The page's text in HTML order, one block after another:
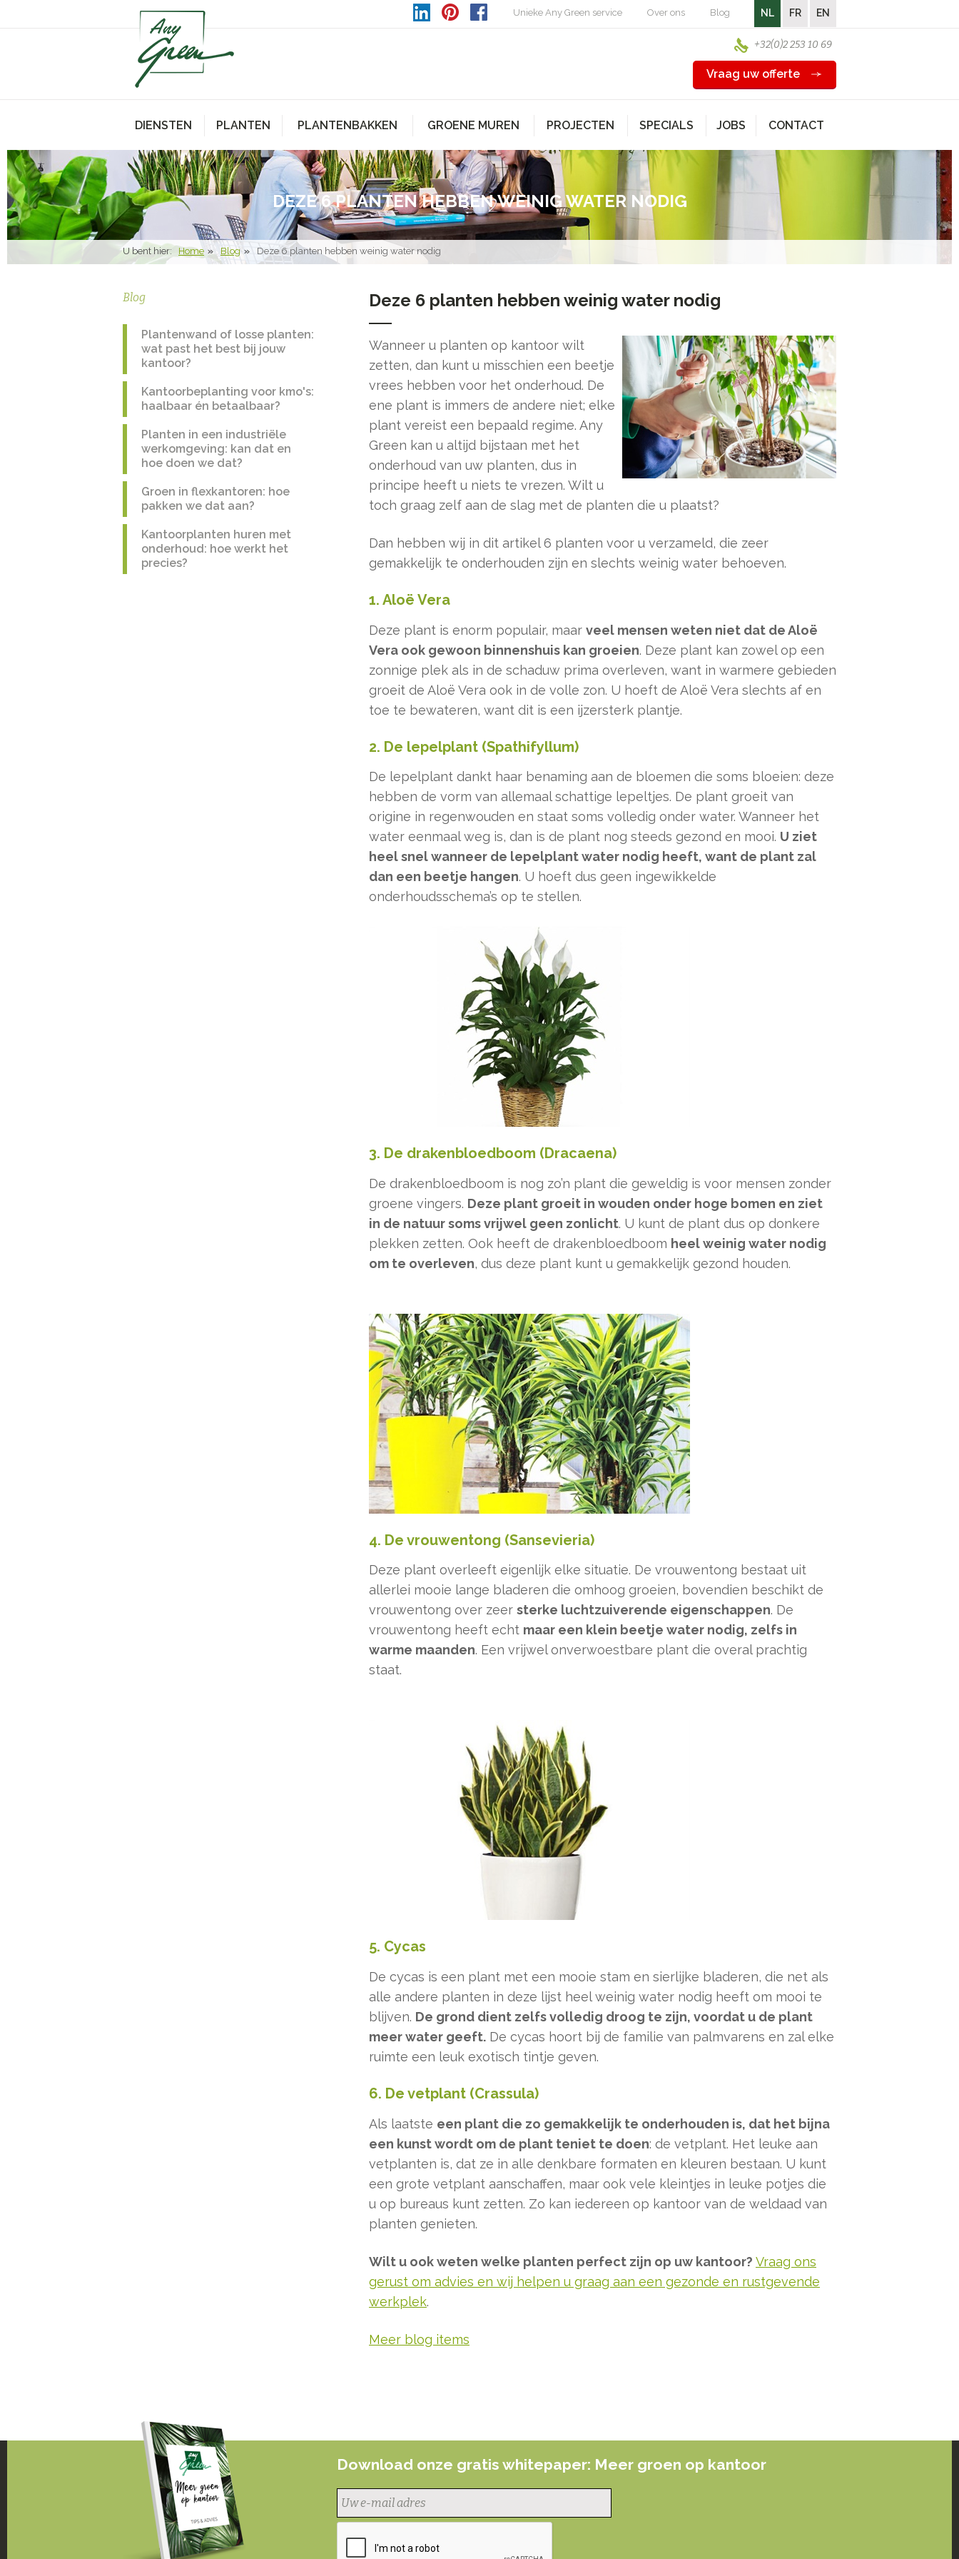
Unieke Any Green service Over ons Blog NL FR EN
+32(0)2 253 10 69
Vraag uw offerte
DIENSTEN PLANTEN PLANTENBAKKEN GROENE MUREN PROJECTEN SPECIALS JOBS CONTACT
DEZE 6 PLANTEN HEBBEN WEINIG WATER NODIG
U bent hier: Home Blog Deze 6 planten hebben weinig water nodig
Deze 6 planten hebben weinig water nodig
Wanneer u planten op kantoor wilt
zetten, dan kunt u misschien een beetje
vrees hebben voor het onderhoud. De
ene plant is immers de andere niet; elke
plant vereist een bepaald regime. Any
Green kan u altijd bijstaan met het
onderhoud van uw planten, dus in
principe heeft u niets te vrezen. Wilt u
toch graag zelf aan de slag met de planten die u plaatst?
Dan hebben wij in dit artikel 6 planten voor u verzameld, die zeer
gemakkelijk te onderhouden zijn en slechts weinig water behoeven.
1. Aloë Vera
Deze plant is enorm populair, maar veel mensen weten niet dat de Aloë
Vera ook gewoon binnenshuis kan groeien. Deze plant kan zowel op een
zonnige plek als in de schaduw prima overleven, want in warmere gebieden
groeit de Aloë Vera ook in de volle zon. U hoeft de Aloë Vera slechts af en
toe te bewateren, want dit is een ijzersterk plantje.
2. De lepelplant (Spathifyllum)
De lepelplant dankt haar benaming aan de bloemen die soms bloeien: deze
hebben de vorm van allemaal schattige lepeltjes. De plant groeit van
origine in regenwouden en staat soms volledig onder water. Wanneer het
water eenmaal weg is, dan is de plant nog steeds gezond en mooi. U ziet
heel snel wanneer de lepelplant water nodig heeft, want de plant zal
dan een beetje hangen. U hoeft dus geen ingewikkelde
onderhoudsschema’s op te stellen.
3. De drakenbloedboom (Dracaena)
De drakenbloedboom is nog zo’n plant die geweldig is voor mensen zonder
groene vingers. Deze plant groeit in wouden onder hoge bomen en ziet
in de natuur soms vrijwel geen zonlicht. U kunt de plant dus op donkere
plekken zetten. Ook heeft de drakenbloedboom heel weinig water nodig
om te overleven, dus deze plant kunt u gemakkelijk gezond houden.
4. De vrouwentong (Sansevieria)
Deze plant overleeft eigenlijk elke situatie. De vrouwentong bestaat uit
allerlei mooie lange bladeren die omhoog groeien, bovendien beschikt de
vrouwentong over zeer sterke luchtzuiverende eigenschappen. De
vrouwentong heeft echt maar een klein beetje water nodig, zelfs in
warme maanden. Een vrijwel onverwoestbare plant die overal prachtig
staat.
5. Cycas
De cycas is een plant met een mooie stam en sierlijke bladeren, die net als
alle andere planten in deze lijst heel weinig water nodig heeft om mooi te
blijven. De grond dient zelfs volledig droog te zijn, voordat u de plant
meer water geeft. De cycas hoort bij de familie van palmvarens en zal elke
ruimte een leuk exotisch tintje geven.
6. De vetplant (Crassula)
Als laatste een plant die zo gemakkelijk te onderhouden is, dat het bijna
een kunst wordt om de plant teniet te doen: de vetplant. Het leuke aan
vetplanten is, dat ze in alle denkbare formaten en kleuren bestaan. U kunt
een grote vetplant aanschaffen, maar ook vele kleintjes in leuke potjes die
u op bureaus kunt zetten. Zo kan iedereen op kantoor van de weldaad van
planten genieten.
Wilt u ook weten welke planten perfect zijn op uw kantoor? Vraag ons
gerust om advies en wij helpen u graag aan een gezonde en rustgevende
werkplek.
Meer blog items
Blog
Plantenwand of losse planten:
wat past het best bij jouw
kantoor?
Kantoorbeplanting voor kmo's:
haalbaar én betaalbaar?
Planten in een industriële
werkomgeving: kan dat en
hoe doen we dat?
Groen in flexkantoren: hoe
pakken we dat aan?
Kantoorplanten huren met
onderhoud: hoe werkt het
precies?
Download onze gratis whitepaper: Meer groen op kantoor